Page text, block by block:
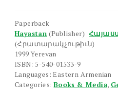
Paperback
Hayastan (Publisher)
(Հրատարակչութիւն)
1999 Yerevan
ISBN: 5-540-01533-9
Languages: Eastern Armenian
Categories: Books & Media,